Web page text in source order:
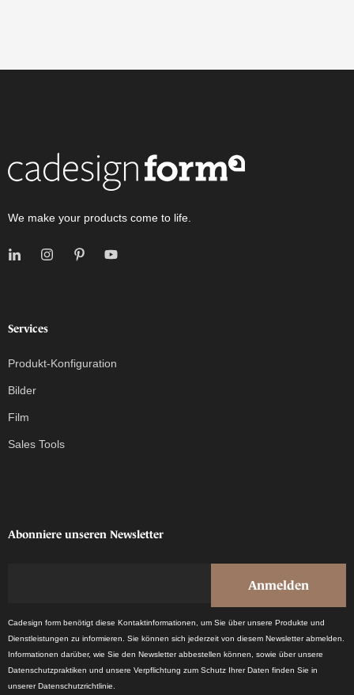
We make your products come to life.
Services
Produkt-Konfiguration
Bilder
Film
Sales Tools
Abonniere unseren Newsletter
Cadesign form benötigt diese Kontaktinformationen, um Sie über unsere Produkte und
Dienstleistungen zu informieren. Sie können sich jederzeit von diesem Newsletter abmelden.
Informationen darüber, wie Sie den Newsletter abbestellen können, sowie über unsere
Datenschutzpraktiken und unsere Verpflichtung zum Schutz Ihrer Daten finden Sie in
unserer Datenschutzrichtlinie.